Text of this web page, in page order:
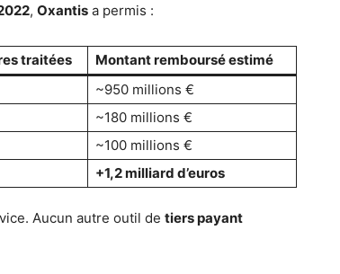
, Oxantis a permis :
traitées
Montant remboursé estimé
~950 millions €
~180 millions €
~100 millions €
+1,2 milliard d’euros
Aucun autre outil de tiers payant